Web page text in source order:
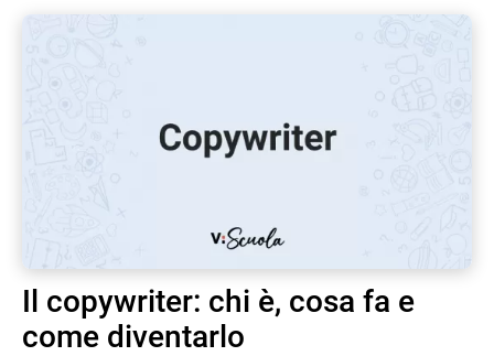
Il copywriter: chi è, cosa fa e
come diventarlo